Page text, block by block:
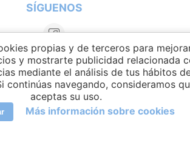
SÍGUENOS
propias y de terceros para
y mostrarte publicidad relacionada
mediante el análisis de tus hábitos
continúas navegando, consideramos
aceptas su uso.
Más información sobre cookies